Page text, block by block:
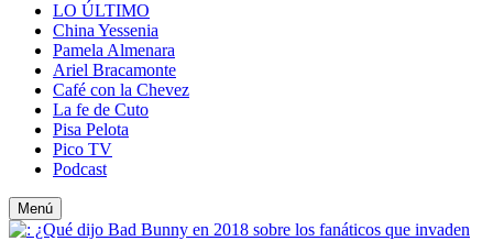
LO ÚLTIMO
China Yessenia
Pamela Almenara
Ariel Bracamonte
Café con la Chevez
La fe de Cuto
Pisa Pelota
Pico TV
Podcast
Menú